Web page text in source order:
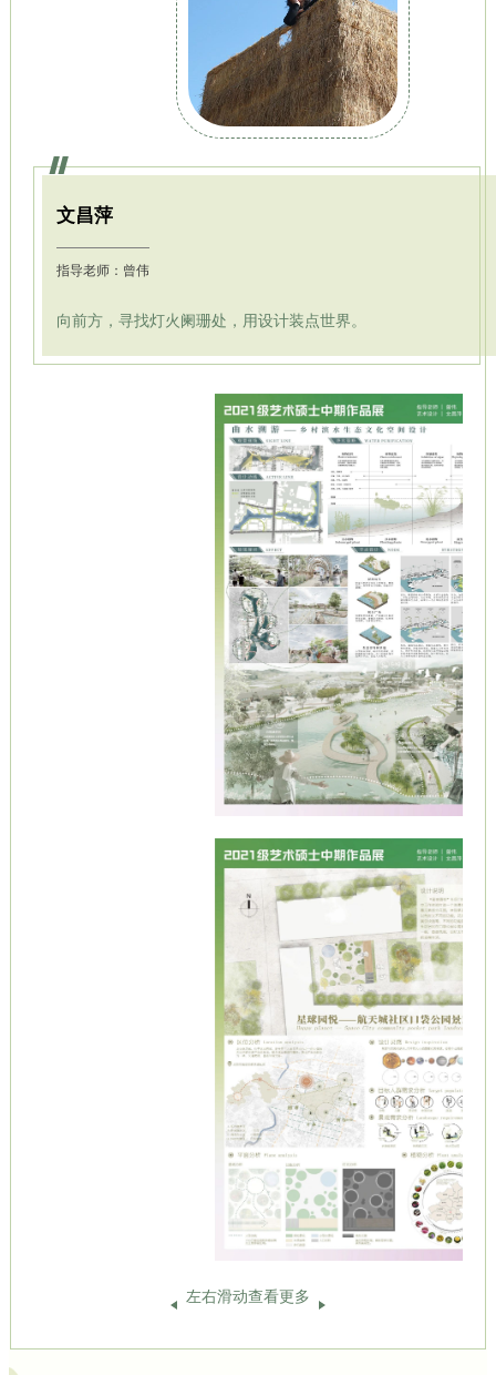
文昌萍
指导老师：曾伟
向前方，寻找灯火阑珊处，用设计装点世界。
左右滑动查看更多